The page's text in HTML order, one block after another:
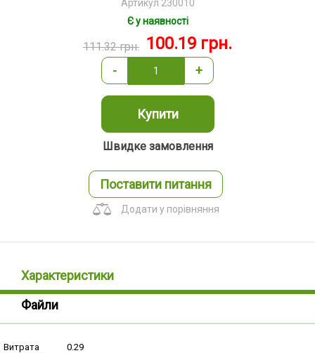
Артикул 230010
Є у наявності
111.32грн. 100.19 грн.
- +
Купити
Швидке замовлення
Поставити питання
Додати у порівняння
Характеристики
Файли
Витрата
0.29